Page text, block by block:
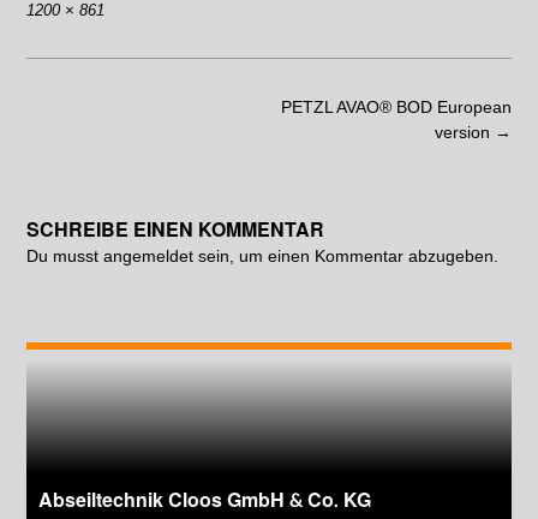
1200 × 861
PETZL AVAO® BOD European
version →
SCHREIBE EINEN KOMMENTAR
Du musst angemeldet sein, um einen Kommentar abzugeben.
Abseiltechnik Cloos GmbH & Co. KG